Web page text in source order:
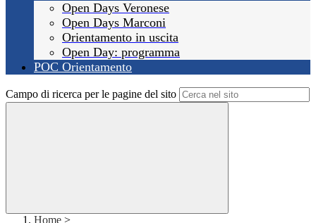
Open Days Veronese
Open Days Marconi
Orientamento in uscita
Open Day: programma
POC Orientamento
Campo di ricerca per le pagine del sito
Home >